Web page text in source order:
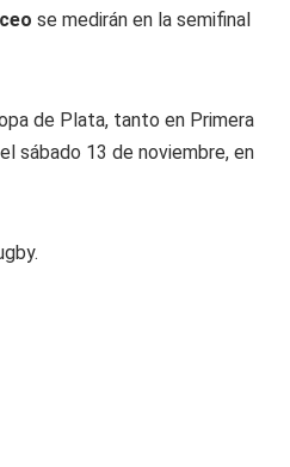
se medirán en la semifinal
de Plata, tanto en Primera
sábado 13 de noviembre, en